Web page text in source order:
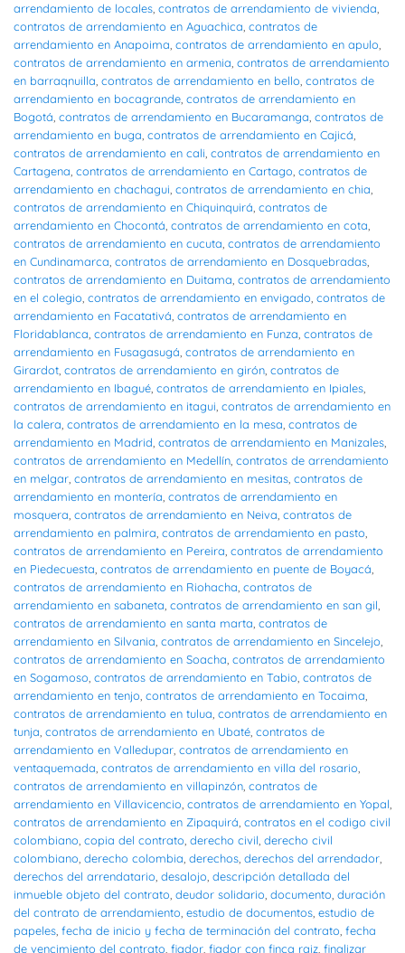
arrendamiento de locales, contratos de arrendamiento de vivienda,
contratos de arrendamiento en Aguachica, contratos de
arrendamiento en Anapoima, contratos de arrendamiento en apulo,
contratos de arrendamiento en armenia, contratos de arrendamiento
en barraqnuilla, contratos de arrendamiento en bello, contratos de
arrendamiento en bocagrande, contratos de arrendamiento en
Bogotá, contratos de arrendamiento en Bucaramanga, contratos de
arrendamiento en buga, contratos de arrendamiento en Cajicá,
contratos de arrendamiento en cali, contratos de arrendamiento en
Cartagena, contratos de arrendamiento en Cartago, contratos de
arrendamiento en chachagui, contratos de arrendamiento en chia,
contratos de arrendamiento en Chiquinquirá, contratos de
arrendamiento en Chocontá, contratos de arrendamiento en cota,
contratos de arrendamiento en cucuta, contratos de arrendamiento
en Cundinamarca, contratos de arrendamiento en Dosquebradas,
contratos de arrendamiento en Duitama, contratos de arrendamiento
en el colegio, contratos de arrendamiento en envigado, contratos de
arrendamiento en Facatativá, contratos de arrendamiento en
Floridablanca, contratos de arrendamiento en Funza, contratos de
arrendamiento en Fusagasugá, contratos de arrendamiento en
Girardot, contratos de arrendamiento en girón, contratos de
arrendamiento en Ibagué, contratos de arrendamiento en Ipiales,
contratos de arrendamiento en itagui, contratos de arrendamiento en
la calera, contratos de arrendamiento en la mesa, contratos de
arrendamiento en Madrid, contratos de arrendamiento en Manizales,
contratos de arrendamiento en Medellín, contratos de arrendamiento
en melgar, contratos de arrendamiento en mesitas, contratos de
arrendamiento en montería, contratos de arrendamiento en
mosquera, contratos de arrendamiento en Neiva, contratos de
arrendamiento en palmira, contratos de arrendamiento en pasto,
contratos de arrendamiento en Pereira, contratos de arrendamiento
en Piedecuesta, contratos de arrendamiento en puente de Boyacá,
contratos de arrendamiento en Riohacha, contratos de
arrendamiento en sabaneta, contratos de arrendamiento en san gil,
contratos de arrendamiento en santa marta, contratos de
arrendamiento en Silvania, contratos de arrendamiento en Sincelejo,
contratos de arrendamiento en Soacha, contratos de arrendamiento
en Sogamoso, contratos de arrendamiento en Tabio, contratos de
arrendamiento en tenjo, contratos de arrendamiento en Tocaima,
contratos de arrendamiento en tulua, contratos de arrendamiento en
tunja, contratos de arrendamiento en Ubaté, contratos de
arrendamiento en Valledupar, contratos de arrendamiento en
ventaquemada, contratos de arrendamiento en villa del rosario,
contratos de arrendamiento en villapinzón, contratos de
arrendamiento en Villavicencio, contratos de arrendamiento en Yopal,
contratos de arrendamiento en Zipaquirá, contratos en el codigo civil
colombiano, copia del contrato, derecho civil, derecho civil
colombiano, derecho colombia, derechos, derechos del arrendador,
derechos del arrendatario, desalojo, descripción detallada del
inmueble objeto del contrato, deudor solidario, documento, duración
del contrato de arrendamiento, estudio de documentos, estudio de
papeles, fecha de inicio y fecha de terminación del contrato, fecha
de vencimiento del contrato, fiador, fiador con finca raiz, finalizar